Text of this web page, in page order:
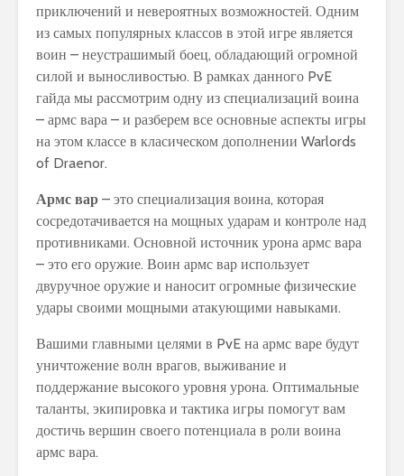
приключений и невероятных возможностей. Одним
из самых популярных классов в этой игре является
воин – неустрашимый боец, обладающий огромной
силой и выносливостью. В рамках данного PvE
гайда мы рассмотрим одну из специализаций воина
– армс вара – и разберем все основные аспекты игры
на этом классе в класическом дополнении Warlords
of Draenor.
Армс вар – это специализация воина, которая
сосредотачивается на мощных ударам и контроле над
противниками. Основной источник урона армс вара
– это его оружие. Воин армс вар использует
двуручное оружие и наносит огромные физические
удары своими мощными атакующими навыками.
Вашими главными целями в PvE на армс варе будут
уничтожение волн врагов, выживание и
поддержание высокого уровня урона. Оптимальные
таланты, экипировка и тактика игры помогут вам
достичь вершин своего потенциала в роли воина
армс вара.